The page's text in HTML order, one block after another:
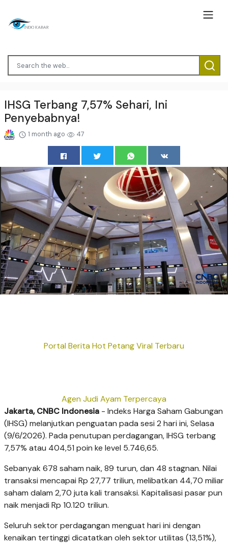
IHSG Terbang 7,57% Sehari, Ini
Penyebabnya!
1 month ago 47
Portal Berita Hot Petang Viral Terbaru
Agen Judi Ayam Terpercaya
Jakarta, CNBC Indonesia - Indeks Harga Saham Gabungan
(IHSG) melanjutkan penguatan pada sesi 2 hari ini, Selasa
(9/6/2026). Pada penutupan perdagangan, IHSG terbang
7,57% atau 404,51 poin ke level 5.746,65.
Sebanyak 678 saham naik, 89 turun, dan 48 stagnan. Nilai
transaksi mencapai Rp 27,77 triliun, melibatkan 44,70 miliar
saham dalam 2,70 juta kali transaksi. Kapitalisasi pasar pun
naik menjadi Rp 10.120 triliun.
Seluruh sektor perdagangan menguat hari ini dengan
kenaikan tertinggi dicatatkan oleh sektor utilitas (13,51%),